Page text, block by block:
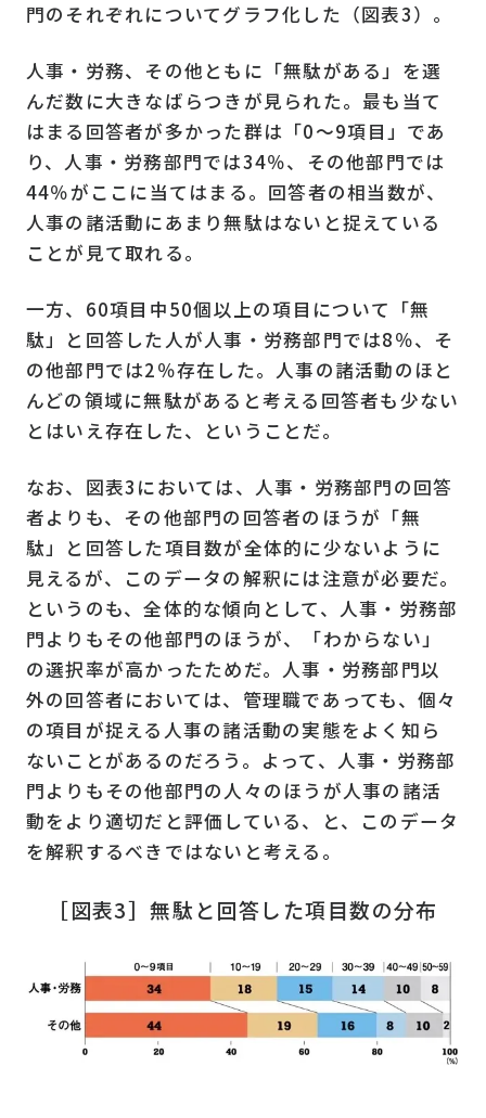
門のそれぞれについてグラフ化した（図表3）。
人事・労務、その他ともに「無駄がある」を選
んだ数に大きなばらつきが見られた。最も当て
はまる回答者が多かった群は「0〜9項目」であ
り、人事・労務部門では34％、その他部門では
44％がここに当てはまる。回答者の相当数が、
人事の諸活動にあまり無駄はないと捉えている
ことが見て取れる。
一方、 60項目中50個以上の項目について「無
駄」と回答した人が人事・労務部門では8％、そ
の他部門では2％存在した。人事の諸活動のほと
んどの領域に無駄があると考える回答者も少ない
とはいえ存在した、ということだ。
なお、図表3においては、人事・労務部門の回答
者よりも、その他部門の回答者のほうが「無
駄」と回答した項目数が全体的に少ないように
見えるが、このデータの解釈には注意が必要だ。
というのも、全体的な傾向として、人事・労務部
門よりもその他部門のほうが、「わからない」
の選択率が高かったためだ。人事・労務部門以
外の回答者においては、管理職であっても、個々
の項目が捉える人事の諸活動の実態をよく知ら
ないことがあるのだろう。よって、人事・労務部
門よりもその他部門の人々のほうが人事の諸活
動をより適切だと評価している、と、このデータ
を解釈するべきではないと考える。
［図表3］無駄と回答した項目数の分布